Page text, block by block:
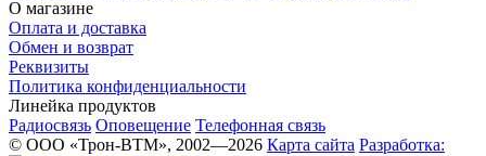
О магазине
Оплата и доставка
Обмен и возврат
Реквизиты
Политика конфиденциальности
Линейка продуктов
Радиосвязь Оповещение Телефонная связь
© ООО «Трон-ВТМ», 2002—2026 Карта сайта Разработка: